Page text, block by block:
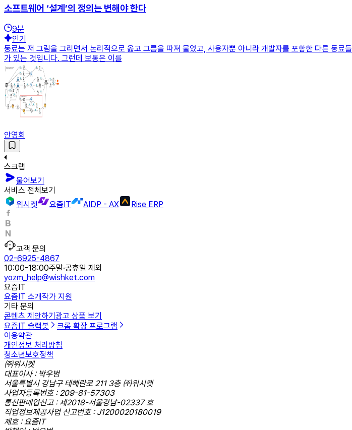
소프트웨어 ‘설계’의 정의는 변해야 한다
9분
인기
동료는 저 그림을 그리면서 논리적으로 옳고 그름을 따져 물었고, 사용자뿐 아니라 개발자를 포함한 다른 동
가 있는 것입니다. 그런데 보통은 이를
안영회
스크랩
물어보기
서비스 전체보기
위시켓
요즘IT AIDP - AX Rise ERP
고객 문의
02-6925-4867
10:00-18:00주말·공휴일 제외
yozm_help@wishket.com
요즘IT
요즘IT 소개작가 지원
기타 문의
콘텐츠 제안하기 광고 상품 보기
요즘IT 슬랙봇
크롬 확장 프로그램
이용약관
개인정보 처리방침
청소년보호정책
㈜위시켓
대표이사 : 박우범
서울특별시 강남구 테헤란로 211 3층 ㈜위시켓
사업자등록번호 : 209-81-57303
통신판매업신고 : 제2018-서울강남-02337 호
직업정보제공사업 신고번호 : J1200020180019
제호 : 요즘IT